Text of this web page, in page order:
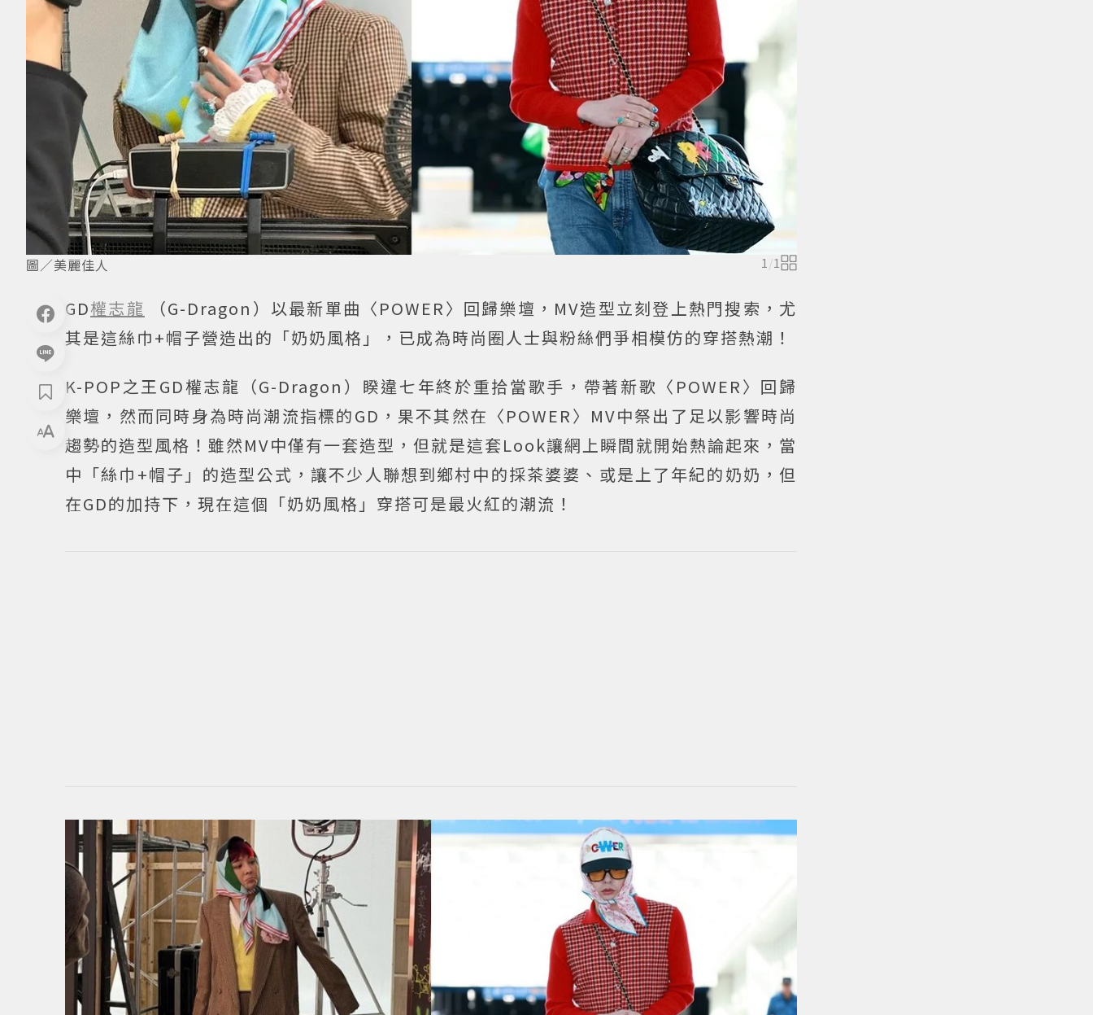
圖／美麗佳人 1/1
GD權志龍
（G-Dragon）以最新單曲〈POWER〉回歸樂壇，MV造型立刻登上熱門搜索，尤
其是這絲巾+帽子營造出的「奶奶風格」，已成為時尚圈人士與粉絲們爭相模仿的穿搭熱潮！
K-POP之王GD權志龍（G-Dragon）睽違七年終於重拾當歌手，帶著新歌〈POWER〉回歸
樂壇，然而同時身為時尚潮流指標的GD，果不其然在〈POWER〉MV中祭出了足以影響時尚
趨勢的造型風格！雖然MV中僅有一套造型，但就是這套Look讓網上瞬間就開始熱論起來，當
中「絲巾+帽子」的造型公式，讓不少人聯想到鄉村中的採茶婆婆、或是上了年紀的奶奶，但
在GD的加持下，現在這個「奶奶風格」穿搭可是最火紅的潮流！